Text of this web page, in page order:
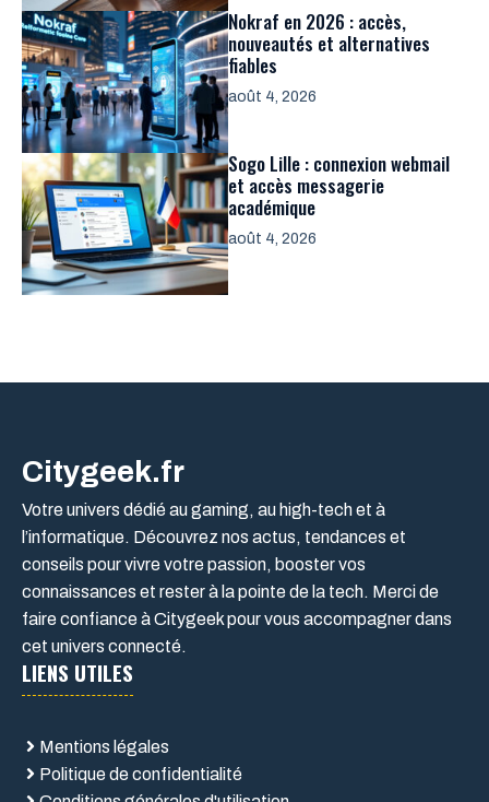
Nokraf en 2026 : accès,
nouveautés et alternatives
fiables
août 4, 2026
Sogo Lille : connexion webmail
et accès messagerie
académique
août 4, 2026
Citygeek.fr
Votre univers dédié au gaming, au high-tech et à
l’informatique. Découvrez nos actus, tendances et
conseils pour vivre votre passion, booster vos
connaissances et rester à la pointe de la tech. Merci de
faire confiance à Citygeek pour vous accompagner dans
cet univers connecté.
LIENS UTILES
Mentions légales
Politique de confidentialité